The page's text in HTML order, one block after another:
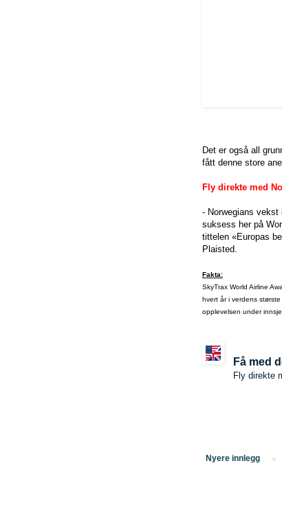
Det er også all
fått denne store
Fly direkte med
- Norwegians
suksess her på
tittelen «Europas
Plaisted.
Fakta:
SkyTrax World Airline
hvert år i verdens
opplevelsen under
Få med
Fly direkte
Nyere innlegg